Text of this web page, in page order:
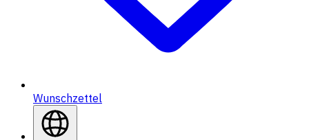
Wunschzettel